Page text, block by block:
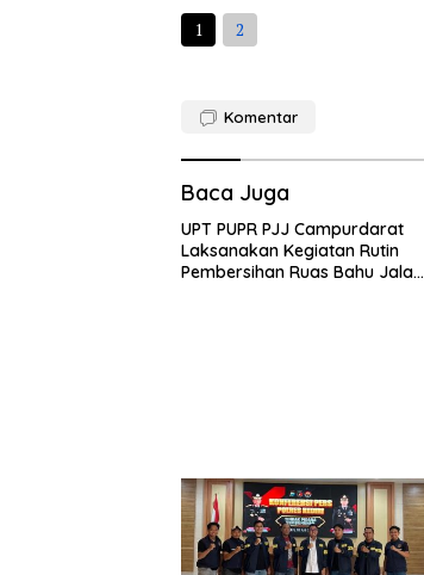
1
2
Komentar
Baca Juga
UPT PUPR PJJ Campurdarat
Laksanakan Kegiatan Rutin
Pembersihan Ruas Bahu Jalan